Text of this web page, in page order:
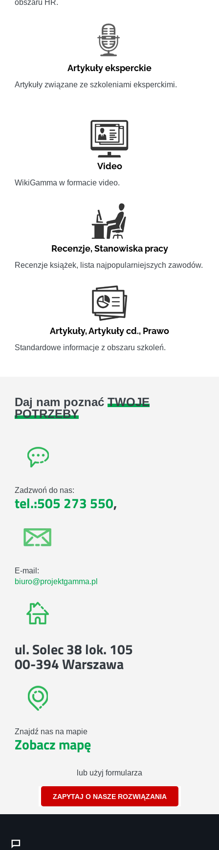
obszaru HR.
Artykuły eksperckie
Artykuły związane ze szkoleniami eksperckimi.
Video
WikiGamma w formacie video.
Recenzje,Stanowiska pracy
Recenzje książek, lista najpopularniejszych zawodów.
Artykuły,Artykuły cd., Prawo
Standardowe informacje z obszaru szkoleń.
Daj nam poznać TWOJE
POTRZEBY
Zadzwoń do nas:
tel.:505 273 550,
E-mail:
biuro@projektgamma.pl
ul. Solec 38 lok. 105
00-394 Warszawa
Znajdź nas na mapie
Zobacz mapę
lub użyj formularza
ZAPYTAJ O NASZE ROZWIĄZANIA